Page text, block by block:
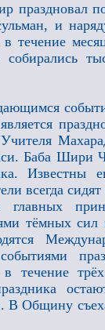
праздновал
и
течение
собирались
Баба Шири
Известны
всегда
тёмных
в течение
В Общину